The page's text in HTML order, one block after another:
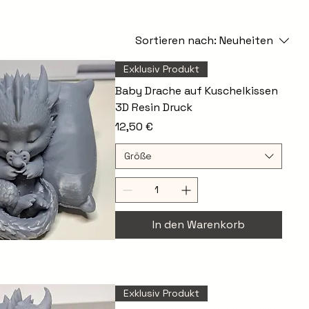
Sortieren nach: Neuheiten
Exklusiv Produkt
Baby Drache auf Kuschelkissen
3D Resin Druck
Preis
12,50 €
Größe
In den Warenkorb
Exklusiv Produkt